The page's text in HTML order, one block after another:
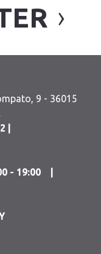
9 - 36015
|
- 19:00 |